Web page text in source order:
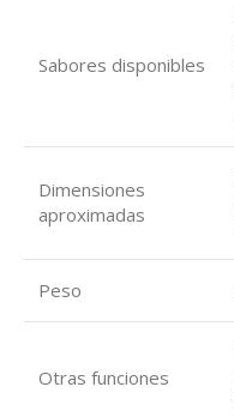
Sabores disponibles
Dimensiones
aproximadas
Peso
Otras funciones